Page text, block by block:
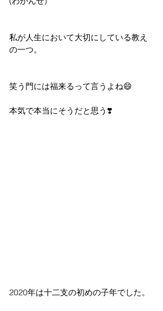
私が人生において大切にしている教え
の一つ。
笑う門には福来るって言うよね😄
本気で本当にそうだと思う❣️
2020年は十二支の初めの子年でした。